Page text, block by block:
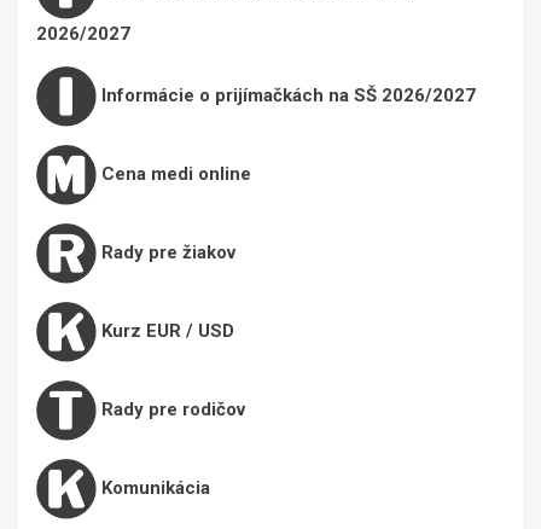
2026/2027
Informácie o prijímačkách na SŠ 2026/2027
Cena medi online
Rady pre žiakov
Kurz EUR / USD
Rady pre rodičov
Komunikácia